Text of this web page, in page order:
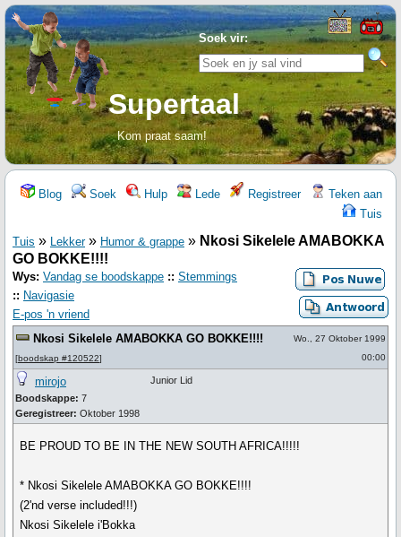
Soek vir:
Supertaal
Kom praat saam!
Blog Soek Hulp Lede Registreer
Teken aan
Tuis
Tuis » Lekker» Humor & grappe » Nkosi Sikelele AMABOKKA
GO BOKKE!!!!
Wys: Vandag se boodskappe :: Stemmings
:: Navigasie
E-pos 'n vriend
Nkosi Sikelele AMABOKKA GO BOKKE!!!!
[boodskap #120522]
Wo., 27 Oktober 1999
00:00
mirojo
Boodskappe: 7
Geregistreer: Oktober 1998
Junior Lid
BE PROUD TO BE IN THE NEW SOUTH AFRICA!!!!!
* Nkosi Sikelele AMABOKKA GO BOKKE!!!!
(2'nd verse included!!!)
Nkosi Sikelele i'Bokka